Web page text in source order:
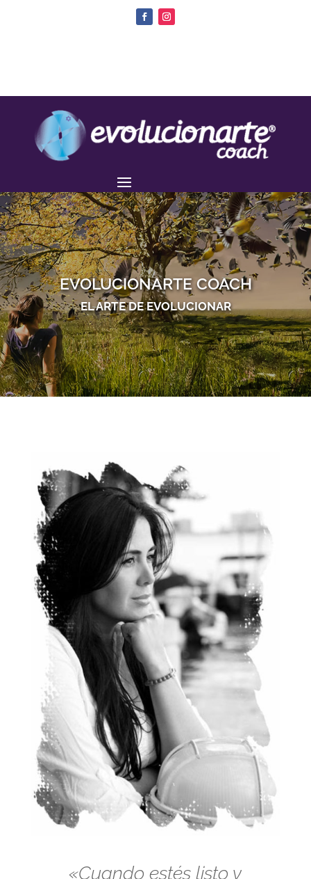
EVOLUCIONARTE COACH
EL ARTE DE EVOLUCIONAR
«Cuando estés listo y